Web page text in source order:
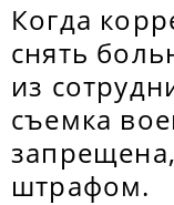
Когда
снять
из
съемка
штрафом.